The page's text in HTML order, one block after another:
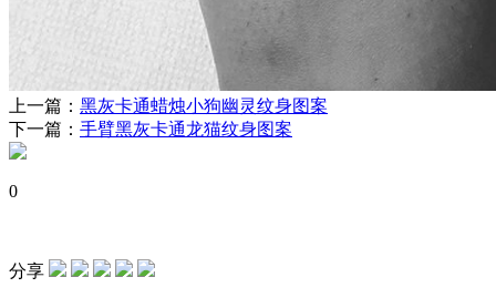
上一篇： 黑灰卡通蜡烛小狗幽灵纹身图案
下一篇： 手臂黑灰卡通龙猫纹身图案
0
分享